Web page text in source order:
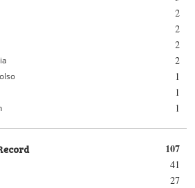
2
2
2
2
1
1
1
107
41
27